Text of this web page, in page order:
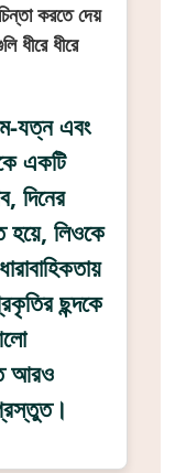
করতে দেয়
ধীরে ধীরে
যত্ন এবং
একটি
দিনের
হয়ে, লিওকে
ছন্দকে
আরও